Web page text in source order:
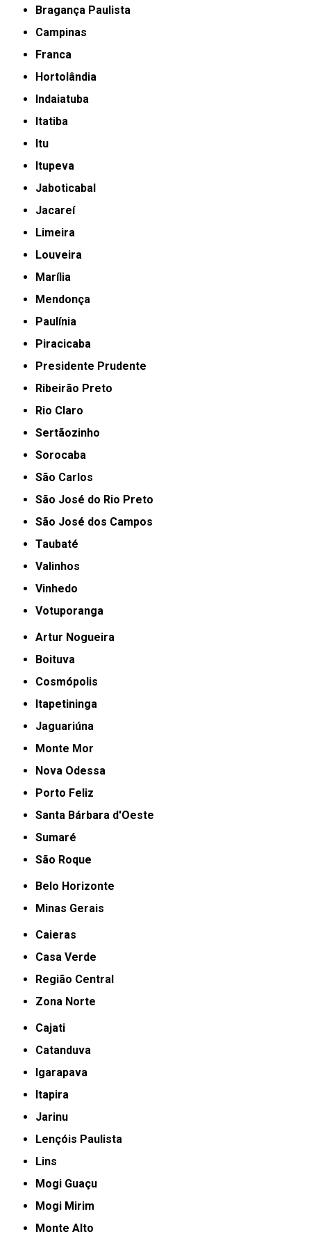
Bragança Paulista
Campinas
Franca
Hortolândia
Indaiatuba
Itatiba
Itu
Itupeva
Jaboticabal
Jacareí
Limeira
Louveira
Marília
Mendonça
Paulínia
Piracicaba
Presidente Prudente
Ribeirão Preto
Rio Claro
Sertãozinho
Sorocaba
São Carlos
São José do Rio Preto
São José dos Campos
Taubaté
Valinhos
Vinhedo
Votuporanga
Artur Nogueira
Boituva
Cosmópolis
Itapetininga
Jaguariúna
Monte Mor
Nova Odessa
Porto Feliz
Santa Bárbara d'Oeste
Sumaré
São Roque
Belo Horizonte
Minas Gerais
Caieras
Casa Verde
Região Central
Zona Norte
Cajati
Catanduva
Igarapava
Itapira
Jarinu
Lençóis Paulista
Lins
Mogi Guaçu
Mogi Mirim
Monte Alto